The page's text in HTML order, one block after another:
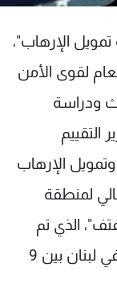
الإرهاب"،
لقوى الأمن
ودراسة
التقييم
الإرهاب
لمنطقة
الذي تم
اعتماده خلال الاجتماع العام الذي عقد في لبنان بين 9